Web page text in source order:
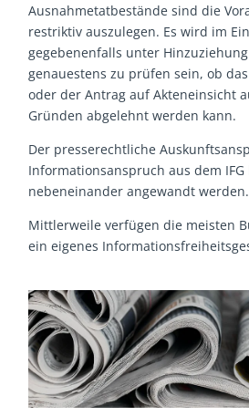
Ausnahmetatbestände sind die
restriktiv auszulegen. Es wird im
gegebenenfalls unter
genauestens zu prüfen sein, ob
oder der Antrag auf Akteneinsicht
Gründen abgelehnt werden kann.
Der presserechtliche
Informationsanspruch aus dem IFG
nebeneinander angewandt werden.
Mittlerweile verfügen die meisten
ein eigenes